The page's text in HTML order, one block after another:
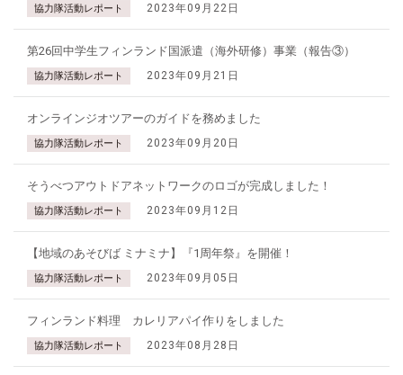
協力隊活動レポート 2023年09月22日
第26回中学生フィンランド国派遣（海外研修）事業（報告③）
協力隊活動レポート 2023年09月21日
オンラインジオツアーのガイドを務めました
協力隊活動レポート 2023年09月20日
そうべつアウトドアネットワークのロゴが完成しました！
協力隊活動レポート 2023年09月12日
【地域のあそびば ミナミナ】『1周年祭』を開催！
協力隊活動レポート 2023年09月05日
フィンランド料理 カレリアパイ作りをしました
協力隊活動レポート 2023年08月28日